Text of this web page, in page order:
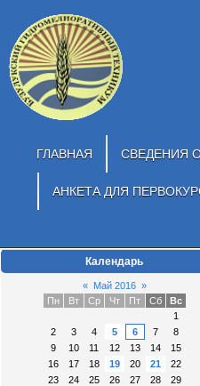
ГЛАВНАЯ СВЕДЕНИЯ
АНКЕТА ДЛЯ
Календарь
« Май 2016 »
Пн
Вт Ср Чт Пт Сб
Вс
1
2
3 4 5 6 7
8
9
10 11 12 13 14
15
16
17 18 19 20 21
22
23
24 25 26 27 28
29